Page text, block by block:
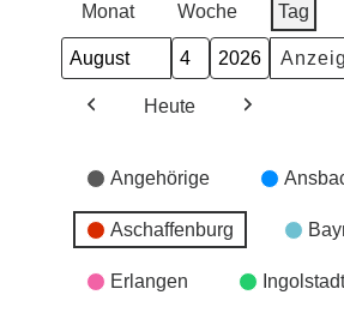
Monat Woche Tag
Monat
Tag
Jahr
Heute
Veranstaltungskategorien
Angehörige
Aschaffenburg
Erlangen Ingolstadt